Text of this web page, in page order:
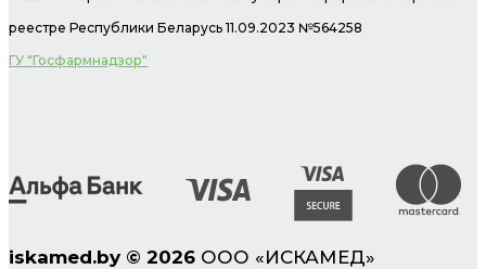
реестре Республики Беларусь 11.09.2023 №564258
ГУ "Госфармнадзор"
iskamed.by © 2026 ООО «ИСКАМЕД»